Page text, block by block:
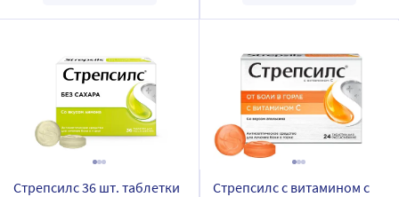
Стрепсилс 36 шт. таблетки
Стрепсилс с витамином с